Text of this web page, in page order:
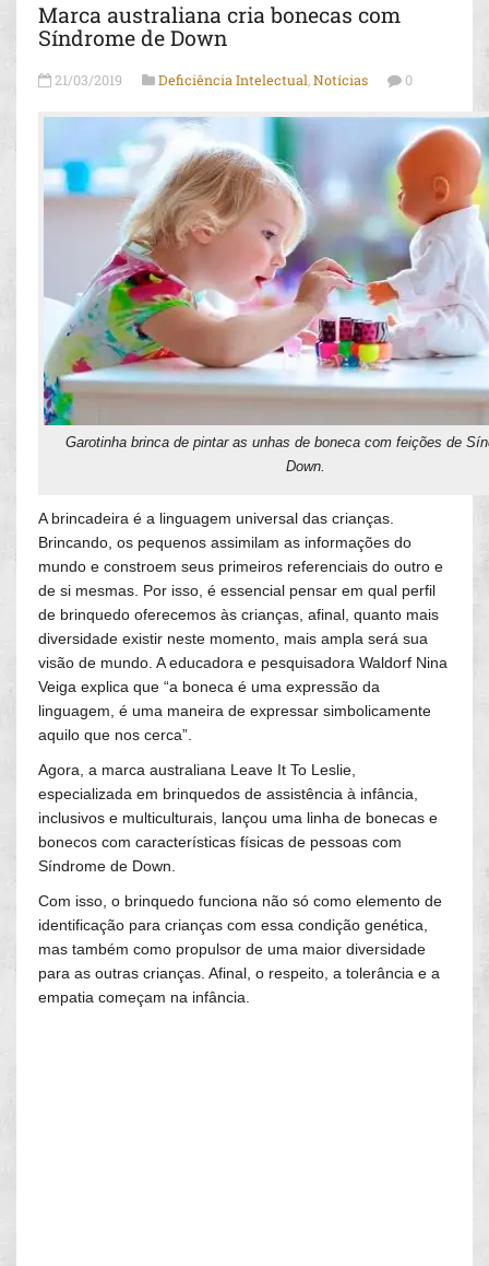
Marca australiana cria bonecas com
Síndrome de Down
21/03/2019 Deficiência Intelectual Notícias 0
Garotinha brinca de pintar as unhas de boneca com feições de
Down.
A brincadeira é a linguagem universal das crianças.
Brincando, os pequenos assimilam as informações do
mundo e constroem seus primeiros referenciais do outro e
de si mesmas. Por isso, é essencial pensar em qual perfil
de brinquedo oferecemos às crianças, afinal, quanto mais
diversidade existir neste momento, mais ampla será sua
visão de mundo. A educadora e pesquisadora Waldorf Nina
Veiga explica que “a boneca é uma expressão da
linguagem, é uma maneira de expressar simbolicamente
aquilo que nos cerca”.
Agora, a marca australiana Leave It To Leslie,
especializada em brinquedos de assistência à infância,
inclusivos e multiculturais, lançou uma linha de bonecas e
bonecos com características físicas de pessoas com
Síndrome de Down.
Com isso, o brinquedo funciona não só como elemento de
identificação para crianças com essa condição genética,
mas também como propulsor de uma maior diversidade
para as outras crianças. Afinal, o respeito, a tolerância e a
empatia começam na infância.